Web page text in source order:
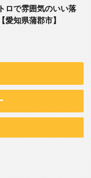
ロで雰囲気のいい落
愛知県蒲郡市】